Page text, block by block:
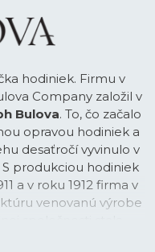
hodiniek. Firmu v
Company založil v
Bulova. To, čo začalo
opravou hodiniek a
desaťročí vyvinulo v
produkciou hodiniek
a v roku 1912 firma v
venovanú výrobe
od počiatku zakládala